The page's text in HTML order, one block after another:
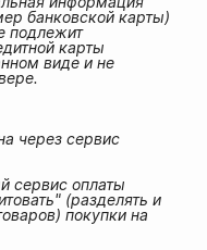
банковской карты)
подлежит
карты
виде и не
через сервис
сервис оплаты
(разделять и
покупки на